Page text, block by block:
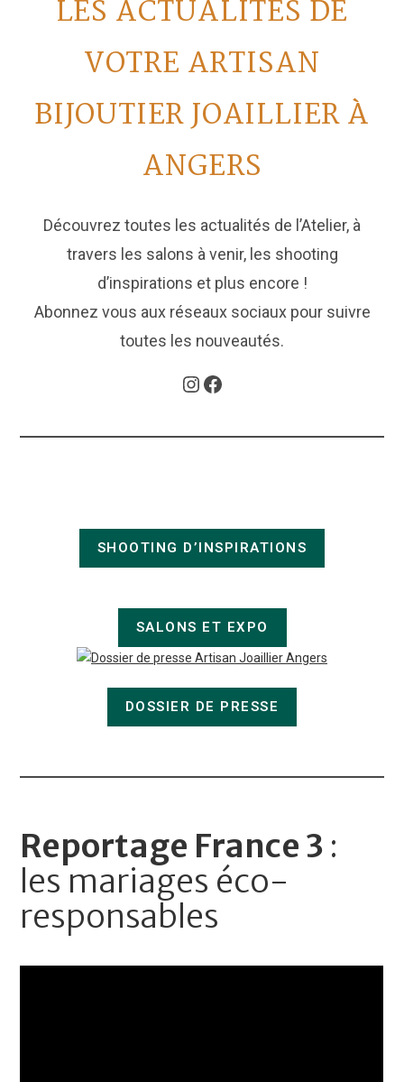
LES ACTUALITÉS DE
VOTRE ARTISAN
BIJOUTIER JOAILLIER À
ANGERS
Découvrez toutes les actualités de l’Atelier, à
travers les salons à venir, les shooting
d’inspirations et plus encore !
Abonnez vous aux réseaux sociaux pour suivre
toutes les nouveautés.
Instagram
Facebook
SHOOTING D’INSPIRATIONS
SALONS ET EXPO
DOSSIER DE PRESSE
Reportage France 3 :
les mariages éco-
responsables